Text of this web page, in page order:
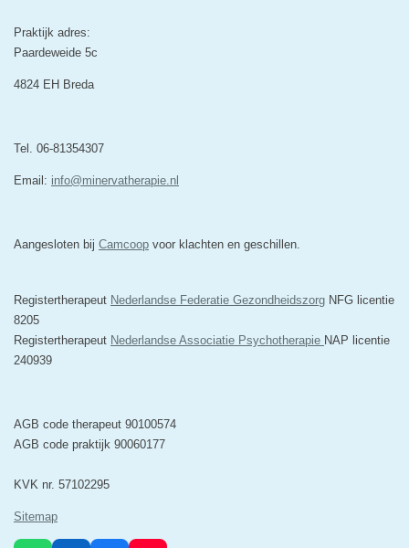
Praktijk adres:
Paardeweide 5c
4824 EH Breda
Tel. 06-81354307
Email: info@minervatherapie.nl
Aangesloten bij Camcoop voor klachten en geschillen.
Registertherapeut Nederlandse Federatie Gezondheidszorg NFG licentie
8205
Registertherapeut Nederlandse Associatie Psychotherapie NAP licentie
240939
AGB code therapeut 90100574
AGB code praktijk 90060177
KVK nr. 57102295
Sitemap